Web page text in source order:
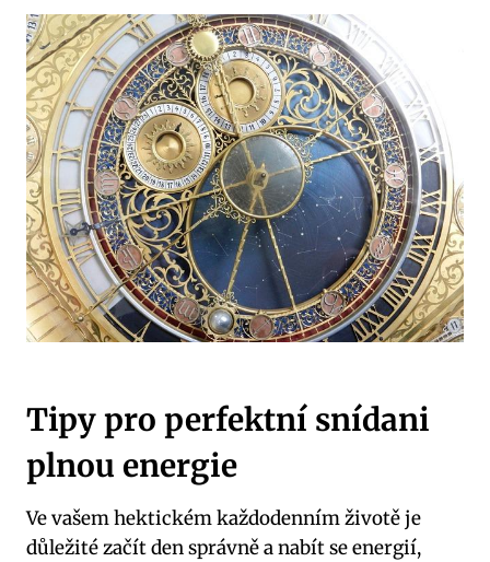
Tipy pro perfektní snídani
plnou energie
Ve vašem hektickém každodenním životě je
důležité začít den správně a nabít se energií,